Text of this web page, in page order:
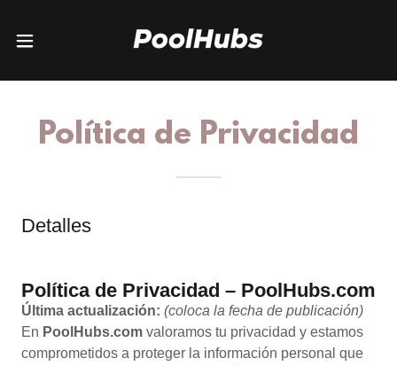
Política de Privacidad
Detalles
Política de Privacidad – PoolHubs.com
Última actualización: (coloca la fecha de publicación)
En PoolHubs.com valoramos tu privacidad y estamos
comprometidos a proteger la información personal que